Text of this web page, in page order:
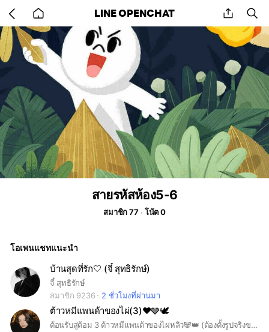
back
to
home
LINE OPENCHAT share
สายรหัสห้อง5-6
สมาชิก 77 โน้ต 0
โอเพนแชทแนะนำ
บ้านสุดที่รัก🤍 (จี๋ สุทธิรักษ์)
จี๋ สุทธิรักษ์
สมาชิก 9236
2 ชั่วโมงที่ผ่านมา
ต้าวหมีแพนด้าของไผ่(3)♥️🩶🕊️
ต้อนรับสู่ด้อม 3 ต้าวหมีแพนด้าของไผ่หลิว🐼👑 (ต้องตั้งรูปจริงของตัวเองด้วยน้าา)